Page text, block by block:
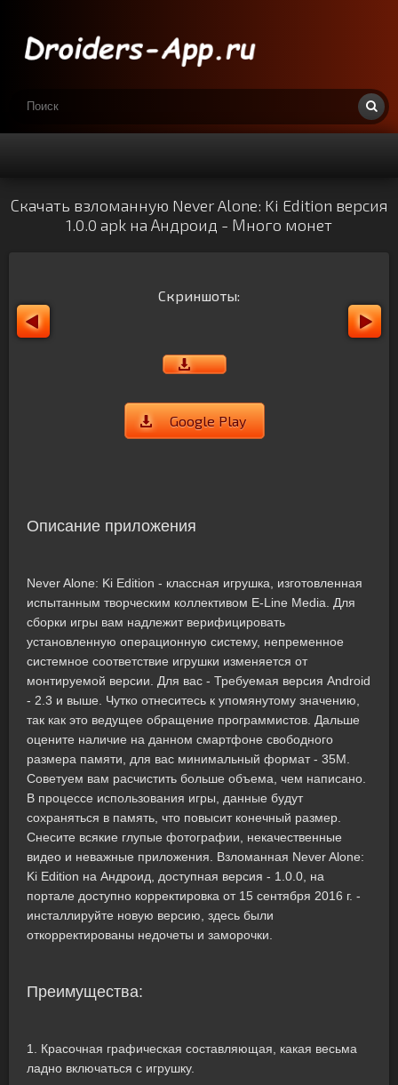
Скачать взломанную Never Alone: Ki Edition версия
1.0.0 apk на Андроид - Много монет
Скриншоты:
Google Play
Описание приложения
Never Alone: Ki Edition - классная игрушка, изготовленная
испытанным творческим коллективом E-Line Media. Для
сборки игры вам надлежит верифицировать
установленную операционную систему, непременное
системное соответствие игрушки изменяется от
монтируемой версии. Для вас - Требуемая версия Android
- 2.3 и выше. Чутко отнеситесь к упомянутому значению,
так как это ведущее обращение программистов. Дальше
оцените наличие на данном смартфоне свободного
размера памяти, для вас минимальный формат - 35M.
Советуем вам расчистить больше объема, чем написано.
В процессе использования игры, данные будут
сохраняться в память, что повысит конечный размер.
Снесите всякие глупые фотографии, некачественные
видео и неважные приложения. Взломанная Never Alone:
Ki Edition на Андроид, доступная версия - 1.0.0, на
портале доступно корректировка от 15 сентября 2016 г. -
инсталлируйте новую версию, здесь были
откорректированы недочеты и заморочки.
Преимущества:
1. Красочная графическая составляющая, какая весьма
ладно включаться с игрушку.